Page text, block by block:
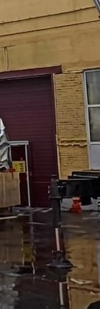
требует особого
и перевозку
Подход к